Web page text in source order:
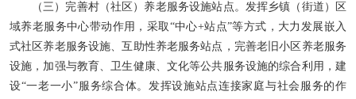
（三）完善村（社区）养老服务设施站点。发挥乡镇（街道）区
域养老服务中心带动作用，采取“中心+站点”等方式，大力发展嵌入
式社区养老服务设施、互助性养老服务站点，完善老旧小区养老服务
设施，加强与教育、卫生健康、文化等公共服务设施的综合利用，建
设“一老一小”服务综合体。发挥设施站点连接家庭与社会服务的作